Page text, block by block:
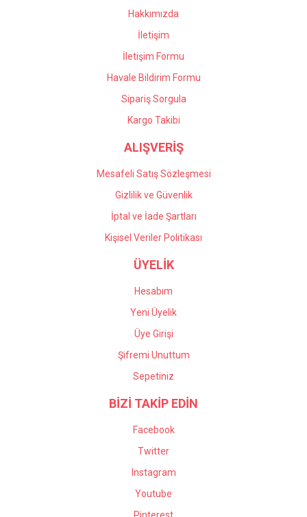
Gönder
Hakkımızda
İletişim
İletişim Formu
Havale Bildirim Formu
Sipariş Sorgula
Kargo Takibi
ALIŞVERİŞ
Mesafeli Satış Sözleşmesi
Gizlilik ve Güvenlik
İptal ve İade Şartları
Kişisel Veriler Politikası
ÜYELİK
Hesabım
Yeni Üyelik
Üye Girişi
Şifremi Unuttum
Sepetiniz
BİZİ TAKİP EDİN
Facebook
Twitter
Instagram
Youtube